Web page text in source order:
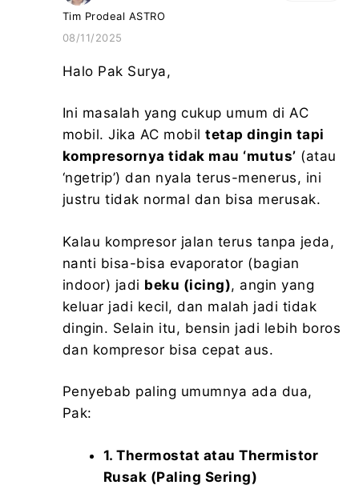
Tim Prodeal ASTRO
08/11/2025
Halo Pak Surya,
Ini masalah yang cukup umum di AC
mobil. Jika AC mobil tetap dingin tapi
kompresornya tidak mau ‘mutus’ (atau
‘ngetrip’) dan nyala terus-menerus, ini
justru tidak normal dan bisa merusak.
Kalau kompresor jalan terus tanpa jeda,
nanti bisa-bisa evaporator (bagian
indoor) jadi beku (icing), angin yang
keluar jadi kecil, dan malah jadi tidak
dingin. Selain itu, bensin jadi lebih boros
dan kompresor bisa cepat aus.
Penyebab paling umumnya ada dua,
Pak:
1. Thermostat atau Thermistor
Rusak (Paling Sering)